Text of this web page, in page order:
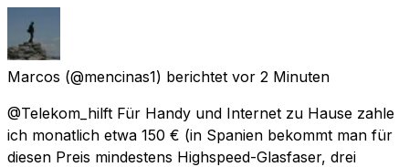
Marcos (@mencinas1) berichtet vor 2 Minuten
@Telekom_hilft Für Handy und Internet zu Hause zahle
ich monatlich etwa 150 € (in Spanien bekommt man für
diesen Preis mindestens Highspeed-Glasfaser, drei